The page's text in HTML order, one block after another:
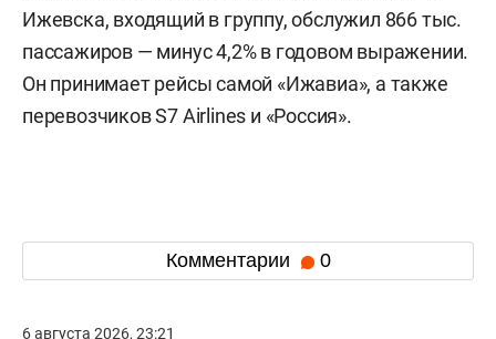
Ижевска, входящий в группу, обслужил 866 тыс.
пассажиров — минус 4,2% в годовом выражении.
Он принимает рейсы самой «Ижавиа», а также
перевозчиков S7 Airlines и «Россия».
Комментарии 0
6 августа 2026, 23:21